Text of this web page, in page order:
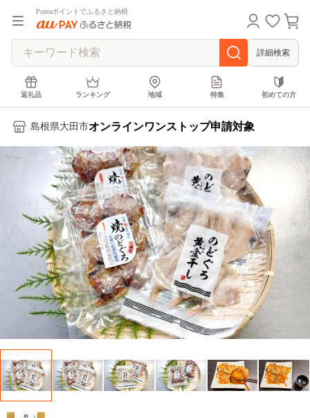
Pontaポイントでふるさと納税
詳細検索
返礼品 ランキング 地域 特集 初めての方
島根県大田市オンラインワンストップ申請対象